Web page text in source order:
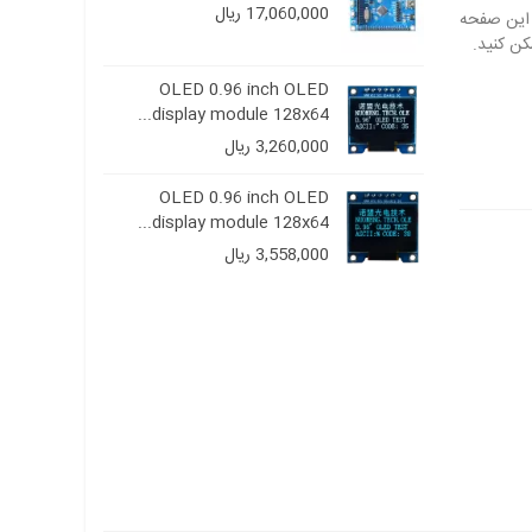
oled 0.96
17,060,000 ریال
OLED 0.96 inch OLED
display module 128x64...
3,260,000 ریال
OLED 0.96 inch OLED
display module 128x64...
3,558,000 ریال